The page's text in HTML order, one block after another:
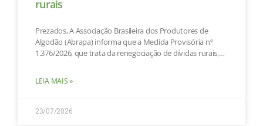
rurais
Prezados, A Associação Brasileira dos Produtores de
Algodão (Abrapa) informa que a Medida Provisória nº
1.376/2026, que trata da renegociação de dívidas rurais,
LEIA MAIS »
23/07/2026